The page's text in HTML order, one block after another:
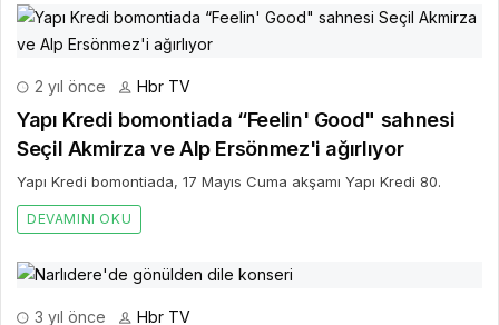
2 yıl önce Hbr TV
Yapı Kredi bomontiada “Feelin' Good" sahnesi
Seçil Akmirza ve Alp Ersönmez'i ağırlıyor
Yapı Kredi bomontiada, 17 Mayıs Cuma akşamı Yapı Kredi 80.
DEVAMINI OKU
3 yıl önce Hbr TV